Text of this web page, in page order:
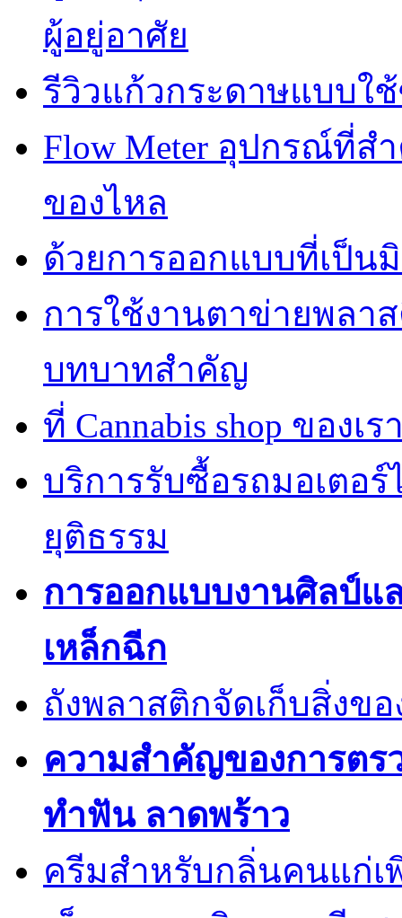
ผู้อยู่อาศัย
รีวิวแก้วกระดาษแบบใ
Flow Meter อุปกรณ์ที่ส
ของไหล
ด้วยการออกแบบที่เป็นมิ
การใช้งานตาข่ายพลา
บทบาทสำคัญ
ที่ Cannabis shop ของ
บริการรับซื้อรถมอเตอ
ยุติธรรม
การออกแบบงานศิลป์แ
เหล็กฉีก
ถังพลาสติกจัดเก็บสิ่งข
ความสำคัญของการต
ทำฟัน ลาดพร้าว
ครีมสำหรับกลิ่นคนแก่